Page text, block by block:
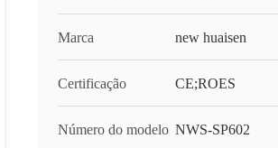
Marca new huaisen
Certificação CE;ROES
Número do modelo NWS-SP602